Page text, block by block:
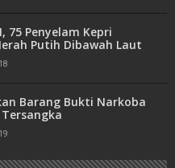
75 Penyelam Kepri
Putih Dibawah Laut
Barang Bukti Narkoba